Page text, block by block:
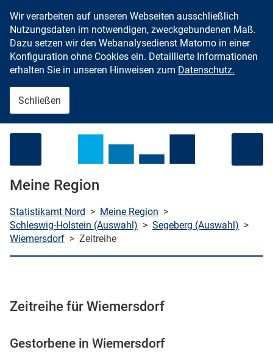
Zum Inhalt springen
Wir verarbeiten auf unseren Webseiten ausschließlich
Nutzungsdaten im notwendigen, zweckgebundenen Maß.
Dazu setzen wir den Webanalysedienst Matomo in einer
Konfiguration ohne Cookies ein. Detaillierte Informationen
erhalten Sie in unseren Hinweisen zum Datenschutz.
Schließen
Meine Region
Statistikamt Nord > Meine Region >
Schleswig-Holstein (Auswahl) > Segeberg (Auswahl) >
Wiemersdorf > Zeitreihe
Zeitreihe für Wiemersdorf
Gestorbene in Wiemersdorf